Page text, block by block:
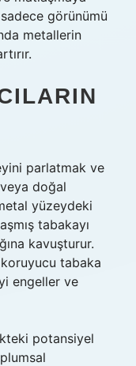
görünümü
metallerin
parlatmak ve
doğal
yüzeydeki
tabakayı
kavuşturur.
tabaka
engeller ve
potansiyel